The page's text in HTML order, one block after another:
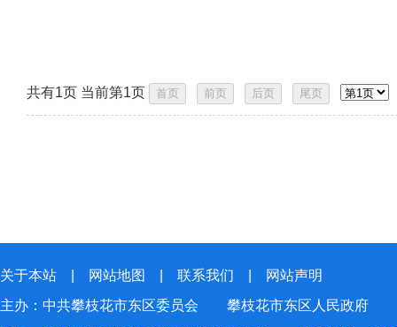
共有1页 当前第1页
关于本站 网站地图 联系我们
网站声明
主办：中共攀枝花市东区委员会 攀枝花市东区人民政府